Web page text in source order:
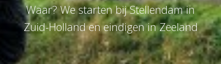
Waar? We starten bij Stellendam in
Zuid-Holland en eindigen in Zeeland